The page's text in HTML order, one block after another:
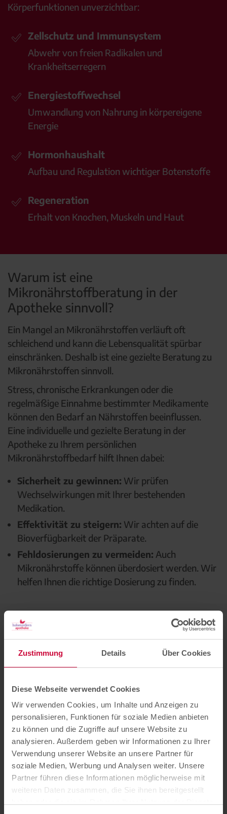
Zustimmung Details Über Cookies
Diese Webseite verwendet Cookies
Wir verwenden Cookies, um Inhalte und Anzeigen zu
personalisieren, Funktionen für soziale Medien anbieten
zu können und die Zugriffe auf unsere Website zu
analysieren. Außerdem geben wir Informationen zu Ihrer
Verwendung unserer Website an unsere Partner für
soziale Medien, Werbung und Analysen weiter. Unsere
Partner führen diese Informationen möglicherweise mit
weiteren Daten zusammen, die Sie ihnen bereitgestellt
Körperfunktionen unverzichtbar:
Zellschutz und Immunsystem
Abwehr von freien Radikalen und
Krankheitserregern
Energiestoffwechsel
Umwandlung von Nahrung in körpereigene
Energie
Hormonhaushalt
Aufbau und Regulation wichtiger Botenstoffe
Regeneration
Erhalt von Knochen, Muskeln und Haut
Warum ist eine
Mikronährstoffberatung in der
Apotheke sinnvoll?
Ein Mangel an Mikronährstoffen verläuft oft
schleichend und kann die Lebensqualität spürbar
einschränken. Deshalb ist eine gezielte Beratung zu
Mikronährstoffen sinnvoll.
Stress, chronische Erkrankungen oder die
regelmäßige Einnahme bestimmter Medikamente
können den Bedarf an Nährstoffen beeinflussen.
Eine individuelle und gezielte Beratung in der
Apotheke zu Ihrem persönlichen
Mikronährstoffbedarf hilft Ihnen dabei:
Sicherheit zu gewinnen: Wir prüfen
Wechselwirkungen mit Ihrer bestehenden
Medikation.
Effektivität zu steigern: Wir achten auf die
Bioverfügbarkeit der Präparate.
Fehldosierungen zu vermeiden: Auch
Mikronährstoffe können überdosiert werden. Wir
helfen Ihnen die richtige Dosierung zu finden.
Die Nährstoffversorgung ist sehr individuell
und hängt von körperlichen Faktoren,
eingenommenen Medikamenten aber auch
von den aktuellen Lebensumständen ab. Mit
unserer Mikronährstoffberatung helfen wir
Patient:innen dabei Nährstoffräuber zu
erkennen und den Körper mit passenden
Nahrungsergänzungsmitteln gezielt zu
unterstützen.